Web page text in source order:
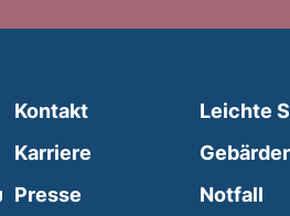
Kontakt
Karriere
Presse
Leichte
Notfall